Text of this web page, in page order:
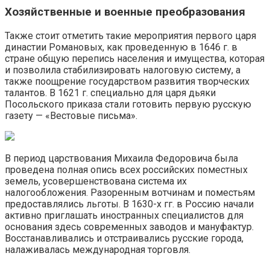
Хозяйственные и военные преобразования
Также стоит отметить такие мероприятия первого царя
династии Романовых, как проведенную в 1646 г. в
стране общую перепись населения и имущества, которая
и позволила стабилизировать налоговую систему, а
также поощрение государством развития творческих
талантов. В 1621 г. специально для царя дьяки
Посольского приказа стали готовить первую русскую
газету — «Вестовые письма».
В период царствования Михаила Федоровича была
проведена полная опись всех российских поместных
земель, усовершенствована система их
налогообложения. Разоренным вотчинам и поместьям
предоставлялись льготы. В 1630-х гг. в Россию начали
активно приглашать иностранных специалистов для
основания здесь современных заводов и мануфактур.
Восстанавливались и отстраивались русские города,
налаживалась международная торговля.